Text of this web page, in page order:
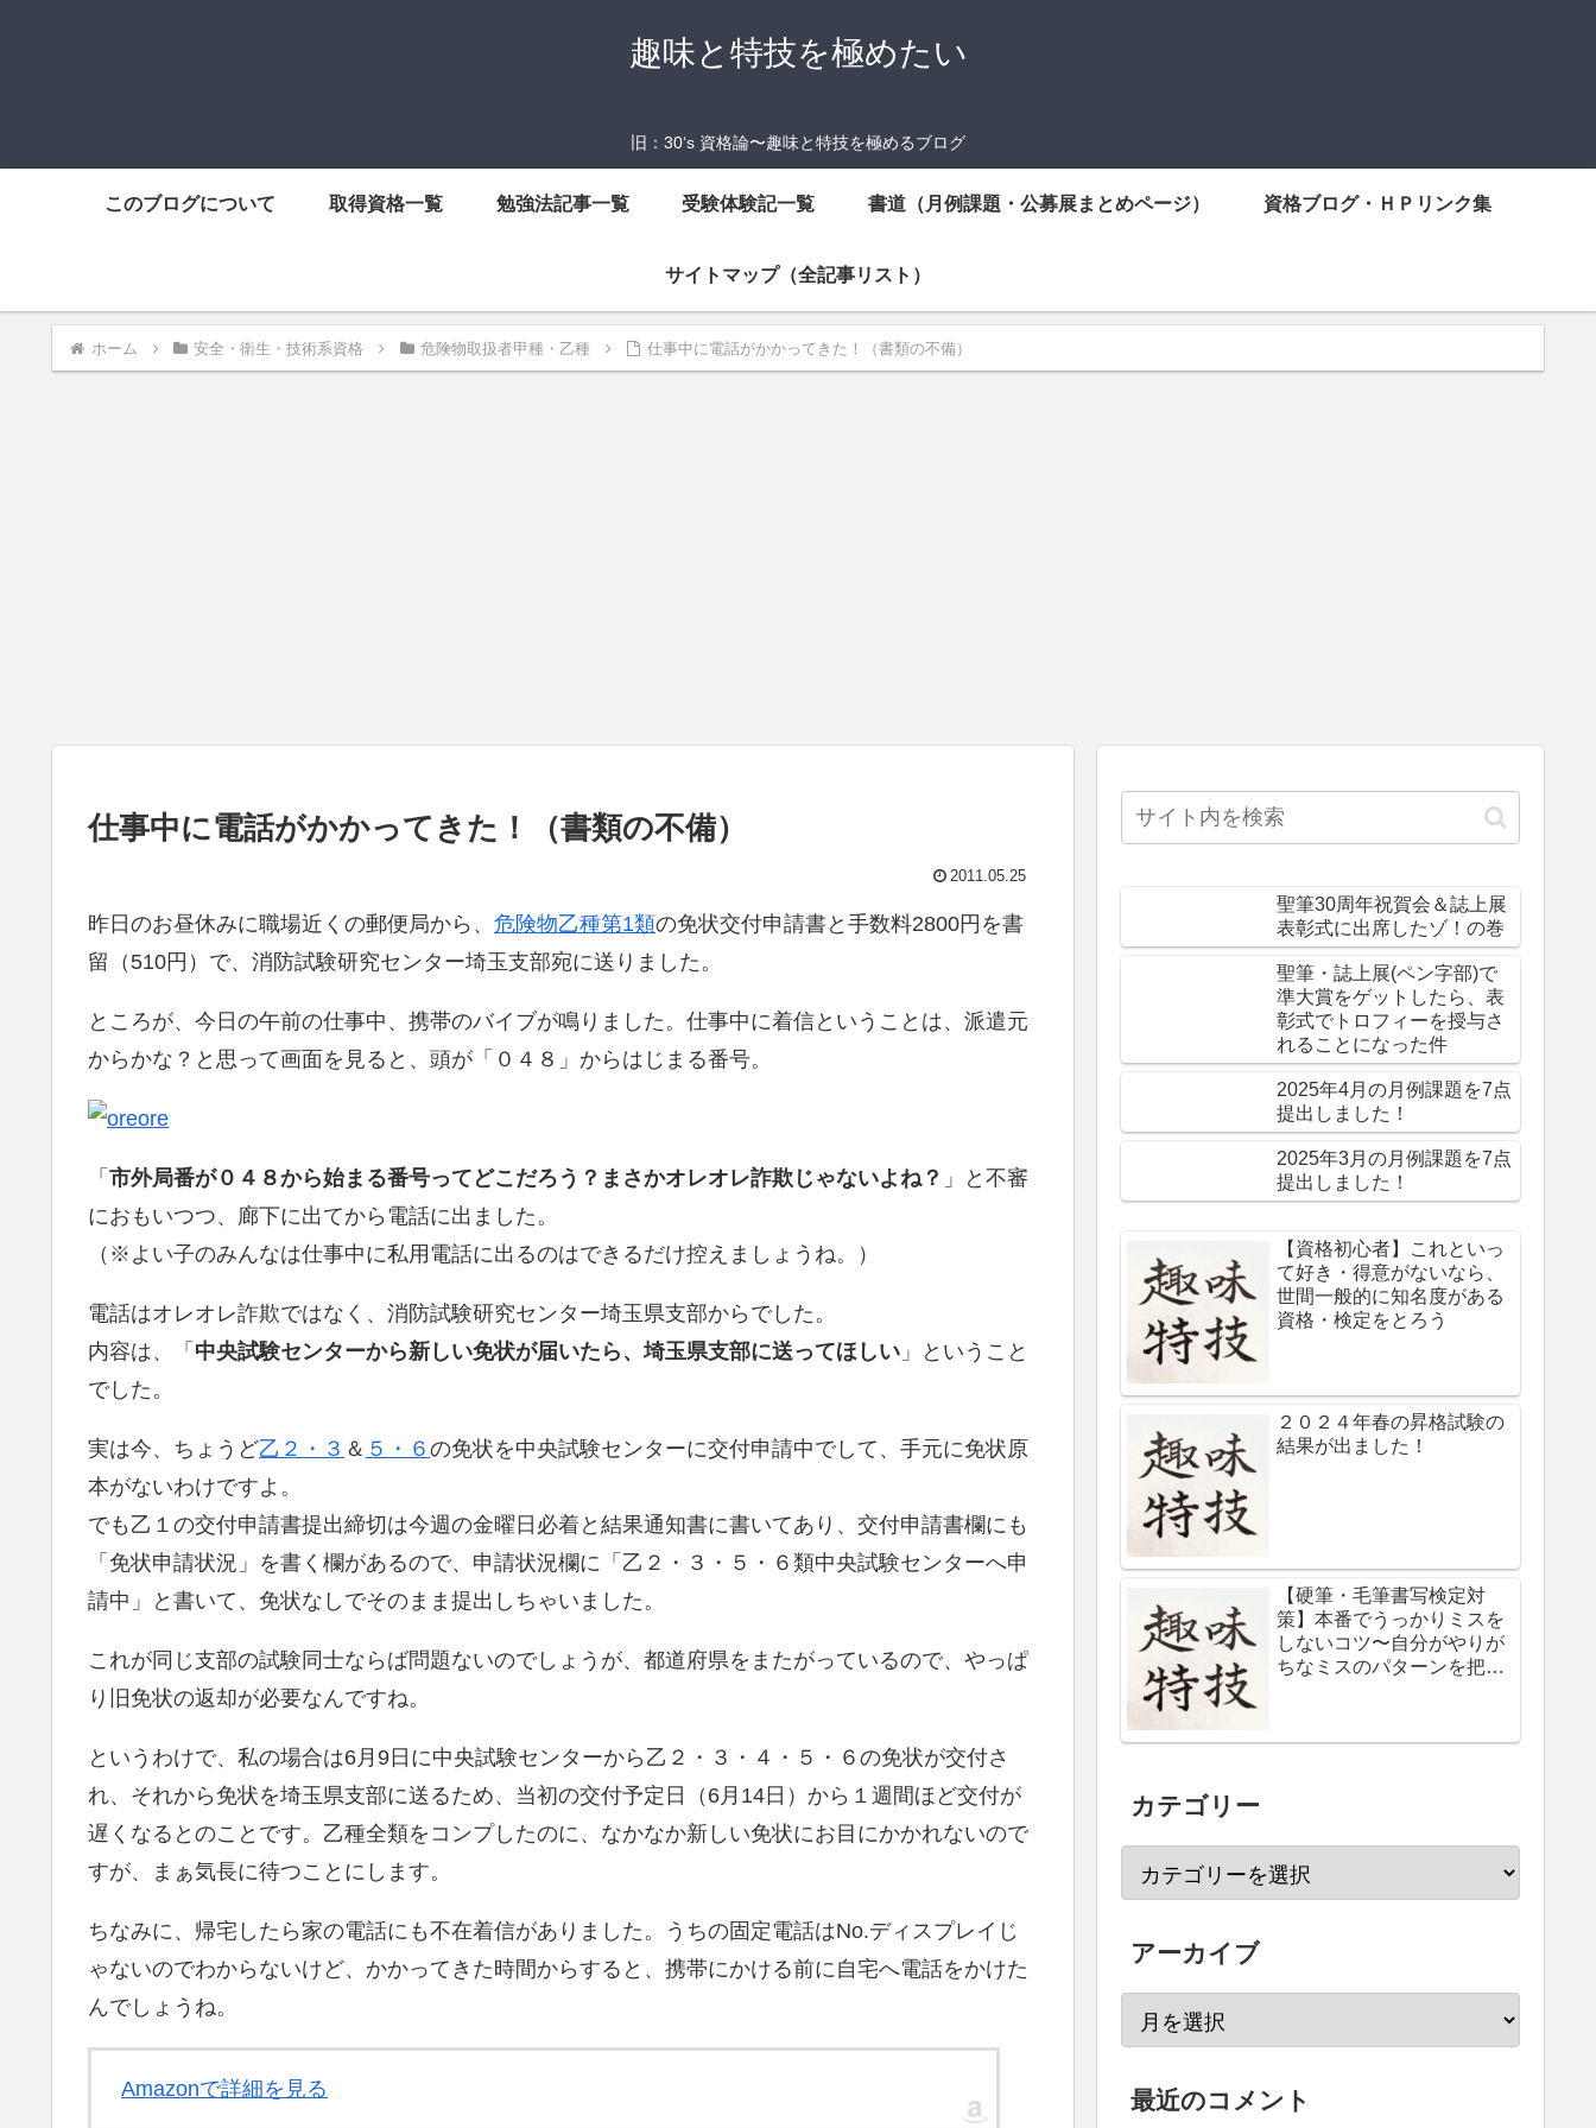
趣味と特技を極めたい
旧：30‘s 資格論〜趣味と特技を極めるブログ
このブログについて 取得資格一覧 勉強法記事一覧 受験体験記一覧 書道（月例課題・公募展まとめページ） 資格ブログ・ＨＰリンク集
サイトマップ（全記事リスト）
ホーム 安全・衛生・技術系資格 危険物取扱者甲種・乙種 仕事中に電話がかかってきた！（書類の不備）
仕事中に電話がかかってきた！（書類の不備）
2011.05.25
昨日のお昼休みに職場近くの郵便局から、 危険物乙種第1類の免状交付申請書と手数料2800円を書
留（510円）で、消防試験研究センター埼玉支部宛に送りました。
ところが、今日の午前の仕事中、携帯のバイブが鳴りました。仕事中に着信ということは、派遣元
からかな？と思って画面を見ると、頭が「０４８」からはじまる番号。
「 市外局番が０４８から始まる番号ってどこだろう？まさかオレオレ詐欺じゃないよね？ 」と不審
におもいつつ、廊下に出てから電話に出ました。
（※よい子のみんなは仕事中に私用電話に出るのはできるだけ控えましょうね。）
電話はオレオレ詐欺ではなく、消防試験研究センター埼玉県支部からでした。
内容は、「 中央試験センターから新しい免状が届いたら、埼玉県支部に送ってほしい 」ということ
でした。
実は今、ちょうど乙２・３ ＆ ５・６ の免状を中央試験センターに交付申請中でして、手元に免状原
本がないわけですよ。
でも乙１の交付申請書提出締切は今週の金曜日必着と結果通知書に書いてあり、交付申請書欄にも
「免状申請状況」を書く欄があるので、申請状況欄に「乙２・３・５・６類中央試験センターへ申
請中」と書いて、免状なしでそのまま提出しちゃいました。
これが同じ支部の試験同士ならば問題ないのでしょうが、都道府県をまたがっているので、やっぱ
り旧免状の返却が必要なんですね。
というわけで、私の場合は6月9日に中央試験センターから乙２・３・４・５・６の免状が交付さ
れ、それから免状を埼玉県支部に送るため、当初の交付予定日（6月14日）から１週間ほど交付が
遅くなるとのことです。乙種全類をコンプしたのに、なかなか新しい免状にお目にかかれないので
すが、まぁ気長に待つことにします。
ちなみに、帰宅したら家の電話にも不在着信がありました。うちの固定電話はNo.ディスプレイじ
ゃないのでわからないけど、かかってきた時間からすると、携帯にかける前に自宅へ電話をかけた
んでしょうね。
Amazonで詳細を見る
聖筆30周年祝賀会＆誌上展
表彰式に出席したゾ！の巻
聖筆・誌上展(ペン字部)で
準大賞をゲットしたら、表
彰式でトロフィーを授与さ
れることになった件
2025年4月の月例課題を7点
提出しました！
2025年3月の月例課題を7点
提出しました！
【資格初心者】これといっ
て好き・得意がないなら、
世間一般的に知名度がある
資格・検定をとろう
２０２４年春の昇格試験の
結果が出ました！
【硬筆・毛筆書写検定対
策】本番でうっかりミスを
しないコツ〜自分がやりが
ちなミスのパターンを把握
カテゴリー
アーカイブ
最近のコメント